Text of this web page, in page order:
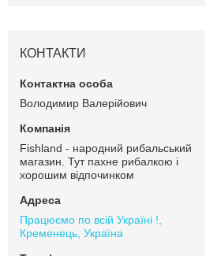
КОНТАКТИ
Володимир Валерійович
Fishland - народний рибальський
магазин. Тут пахне рибалкою і
хорошим відпочинком
Працюємо по всій Україні !,
Кременець, Україна